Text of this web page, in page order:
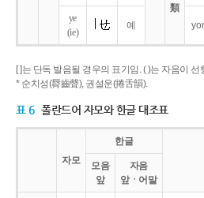
類
ye
(ie)
예
[ ]는 단독 발음될 경우의 표기임. ( )는 자음이
* 순치성(脣齒聲), 권설운(捲舌韻).
표 6 폴란드어 자모와 한글 대조표
자모
한글
모음
앞
자음
앞ㆍ어말